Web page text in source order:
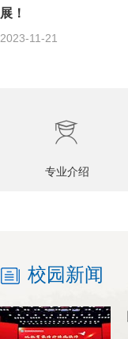
展！
2023-11-21
专业介绍
校园新闻